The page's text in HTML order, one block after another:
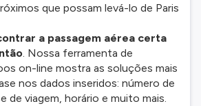
que possam levá-lo de Paris
a passagem aérea certa
. Nossa ferramenta de
on-line mostra as soluções mais
nos dados inseridos: número de
de viagem, horário e muito mais.